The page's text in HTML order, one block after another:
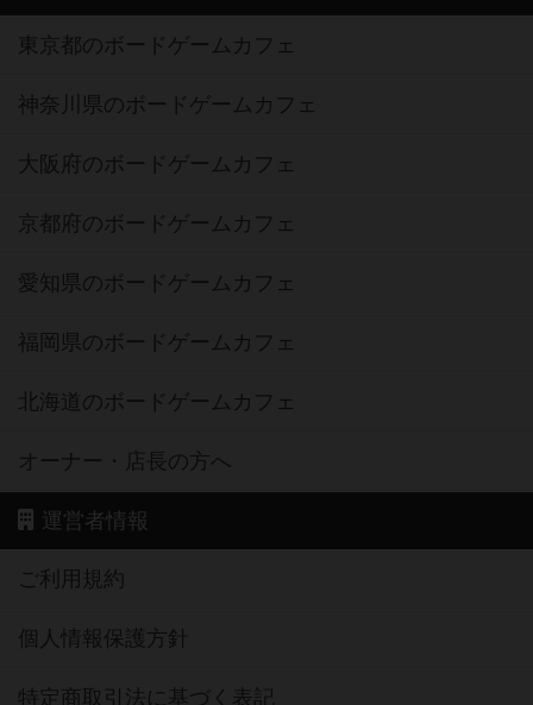
東京都のボードゲームカフェ
神奈川県のボードゲームカフェ
大阪府のボードゲームカフェ
京都府のボードゲームカフェ
愛知県のボードゲームカフェ
福岡県のボードゲームカフェ
北海道のボードゲームカフェ
オーナー・店長の方へ
運営者情報
ご利用規約
個人情報保護方針
特定商取引法に基づく表記